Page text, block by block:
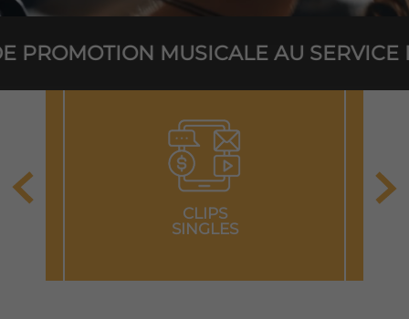
MUSICALE AU SERVICE DES
ÉVÉNEMENTS
TOURNÉES